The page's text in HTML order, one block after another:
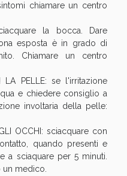
chiamare un centro
la bocca. Dare
esposta è in grado di
Chiamare un centro
LA PELLE: se l'irritazione
e chiedere consiglio a
involtaria della pelle:
OCCHI: sciacquare con
quando presenti e
a sciaquare per 5 minuti.
un medico.